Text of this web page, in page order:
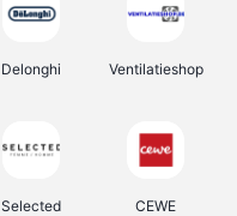
Delonghi Ventilatieshop
Selected CEWE